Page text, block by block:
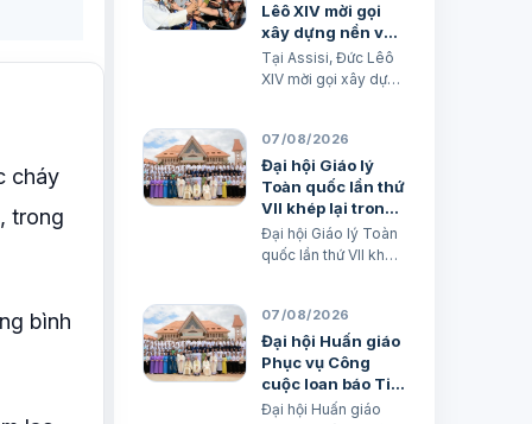
cháy
trong
bình
đem cháu đến cho
các môn đệ Ngài
chữa, nhưng các ông
không chữa được”.
Lêô XIV mời gọi
xây dựng nền văn
minh tình thương
Tại Assisi, Đức Lêô
XIV mời gọi xây dựng
biên dịch
07/08/2026
Đại hội Giáo lý
Toàn quốc lần thứ
VII khép lại trong
hiệp thông và mở
ra một hướng đi
Đại hội Giáo lý Toàn
quốc lần thứ VII khép
đi mới Lm. Micae
Nguyễn Khắc Minh
07/08/2026
Đại hội Huấn giáo
Phục vụ Công
cuộc loan báo Tin
mừng Toàn quốc
Đại hội Huấn giáo